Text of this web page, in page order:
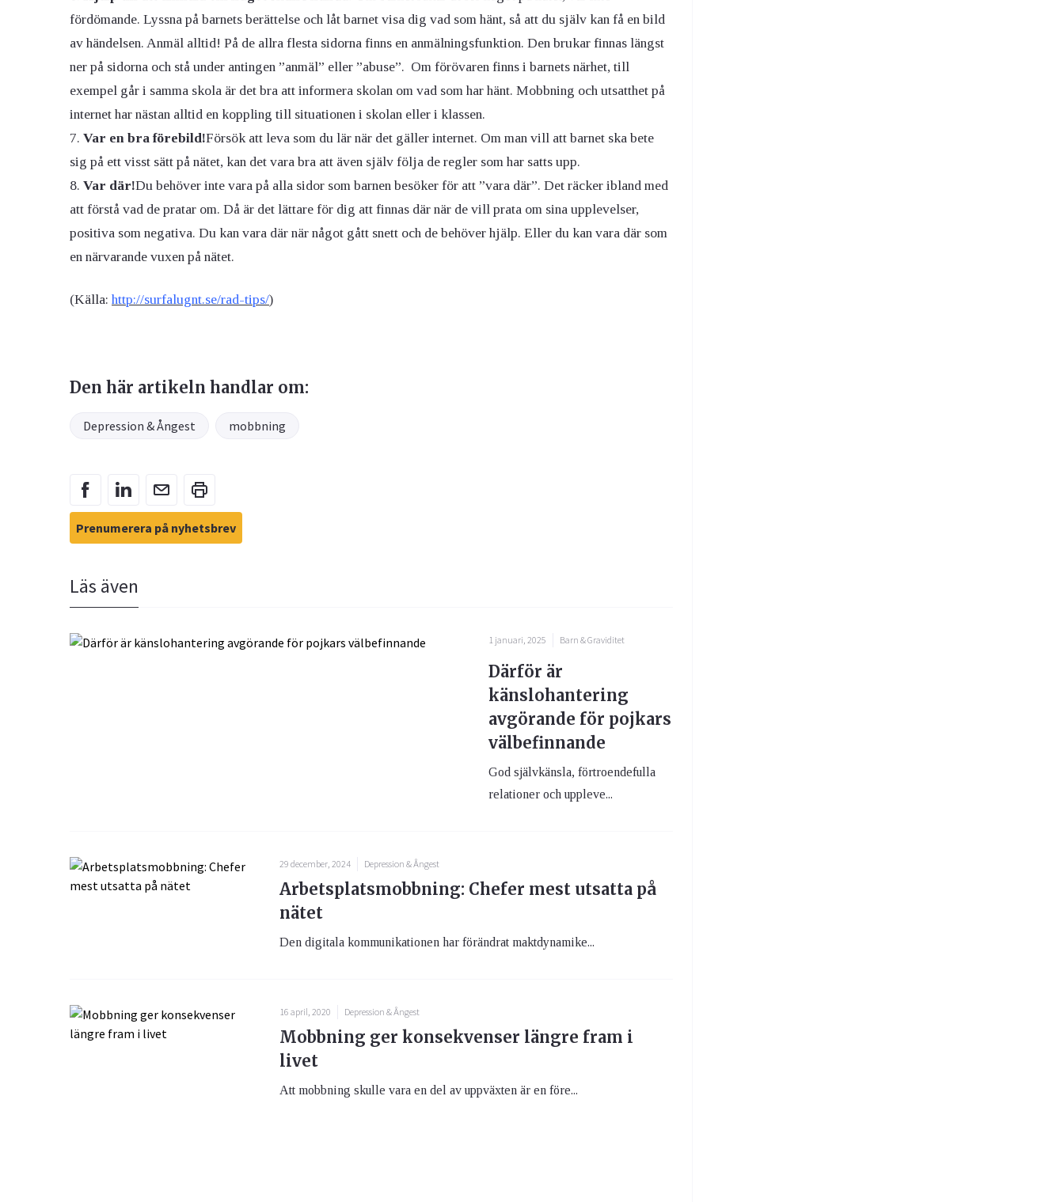
fördömande. Lyssna på barnets berättelse och låt barnet visa dig vad som hänt, så att du själv kan få en bild
av händelsen. Anmäl alltid! På de allra flesta sidorna finns en anmälningsfunktion. Den brukar finnas längst
ner på sidorna och stå under antingen ”anmäl” eller ”abuse”. Om förövaren finns i barnets närhet, till
exempel går i samma skola är det bra att informera skolan om vad som har hänt. Mobbning och utsatthet på
internet har nästan alltid en koppling till situationen i skolan eller i klassen.
Var en bra förebild!Försök att leva som du lär när det gäller internet. Om man vill att barnet ska bete
sig på ett visst sätt på nätet, kan det vara bra att även själv följa de regler som har satts upp.
Var där!Du behöver inte vara på alla sidor som barnen besöker för att ”vara där”. Det räcker ibland med
att förstå vad de pratar om. Då är det lättare för dig att finnas där när de vill prata om sina upplevelser,
positiva som negativa. Du kan vara där när något gått snett och de behöver hjälp. Eller du kan vara där som
en närvarande vuxen på nätet.
(Källa: http://surfalugnt.se/rad-tips/)
Den här artikeln handlar om:
Depression & Ångest mobbning
Prenumerera på nyhetsbrev
Läs även
1 januari, 2025 Barn & Graviditet
Därför är
känslohantering
avgörande för pojkars
välbefinnande
God självkänsla, förtroendefulla
relationer och uppleve...
29 december, 2024 Depression & Ångest
Arbetsplatsmobbning: Chefer mest utsatta på
nätet
Den digitala kommunikationen har förändrat maktdynamike...
16 april, 2020 Depression & Ångest
Mobbning ger konsekvenser längre fram i
livet
Att mobbning skulle vara en del av uppväxten är en före...